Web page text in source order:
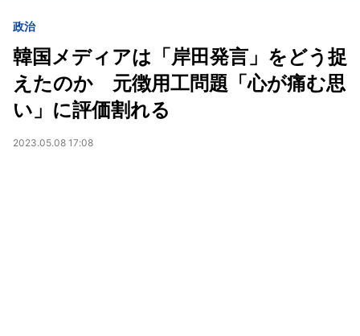
政治
韓国メディアは「岸田発言」をどう捉
えたのか 元徴用工問題「心が痛む思
い」に評価割れる
2023.05.08 17:08